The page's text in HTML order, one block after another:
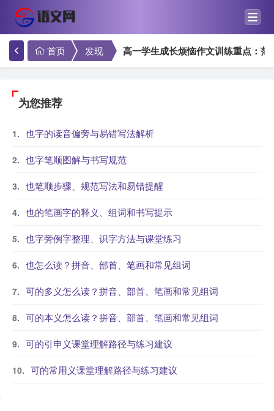
首页 发现 高一学生成长烦恼作文训练重点：
为您推荐
也字的读音偏旁与易错写法解析
也字笔顺图解与书写规范
也笔顺步骤、规范写法和易错提醒
也的笔画字的释义、组词和书写提示
也字旁例字整理、识字方法与课堂练习
也怎么读？拼音、部首、笔画和常见组词
可的多义怎么读？拼音、部首、笔画和常见组词
可的本义怎么读？拼音、部首、笔画和常见组词
可的引申义课堂理解路径与练习建议
可的常用义课堂理解路径与练习建议